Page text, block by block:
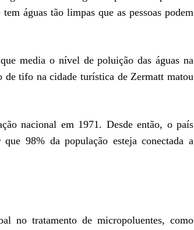
águas tão limpas que as pessoas podem
media o nível de poluição das águas na
de tifo na cidade turística de Zermatt matou
nacional em 1971. Desde então, o país
98% da população esteja conectada a
no tratamento de micropoluentes, como